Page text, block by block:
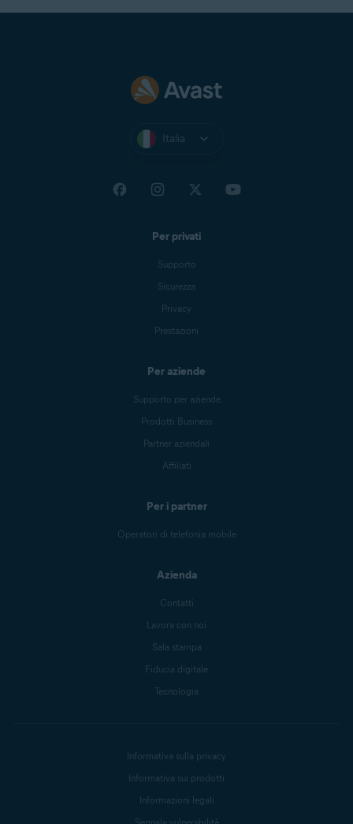
Italia
Per privati
Supporto
Sicurezza
Privacy
Prestazioni
Per aziende
Supporto per aziende
Prodotti Business
Partner aziendali
Affiliati
Per i partner
Operatori di telefonia mobile
Azienda
Contatti
Lavora con noi
Sala stampa
Fiducia digitale
Tecnologia
Informativa sulla privacy
Informativa sui prodotti
Informazioni legali